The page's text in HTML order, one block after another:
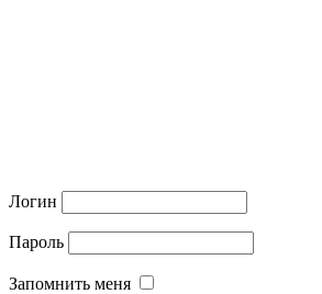
Логин
Пароль
Запомнить меня